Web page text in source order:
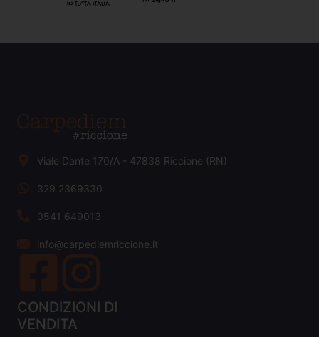
Viale Dante 170/A - 47838 Riccione (RN)
329 2369330
0541 649013
info@carpediemriccione.it
CONDIZIONI DI
VENDITA